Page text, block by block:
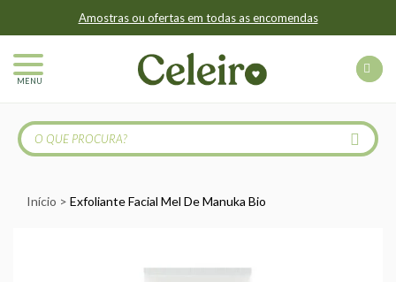
Amostras ou ofertas em todas as encomendas
MENU
Início Exfoliante Facial Mel De Manuka Bio